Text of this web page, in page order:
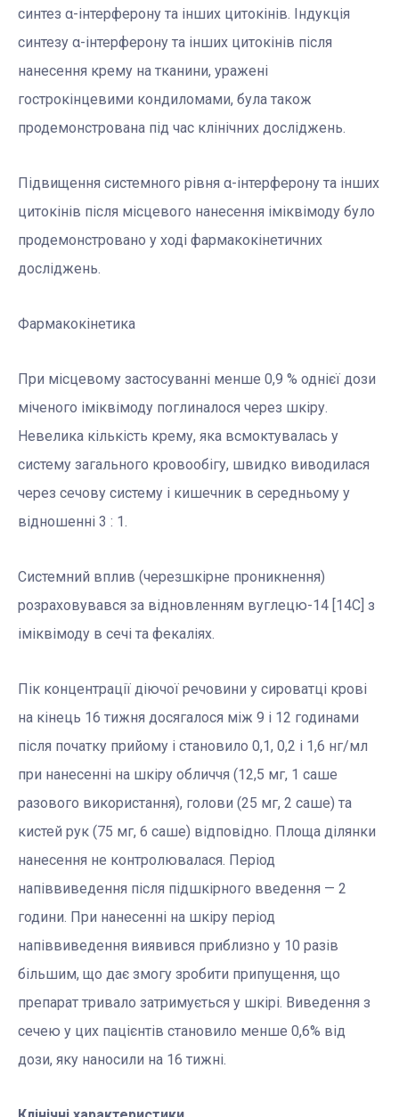
синтез α-інтерферону та інших цитокінів. Індукція
синтезу α-інтерферону та інших цитокінів після
нанесення крему на тканини, уражені
гострокінцевими кондиломами, була також
продемонстрована під час клінічних досліджень.
Підвищення системного рівня α-інтерферону та інших
цитокінів після місцевого нанесення іміквімоду було
продемонстровано у ході фармакокінетичних
досліджень.
Фармакокінетика
При місцевому застосуванні менше 0,9 % однієї дози
міченого іміквімоду поглиналося через шкіру.
Невелика кількість крему, яка всмоктувалась у
систему загального кровообігу, швидко виводилася
через сечову систему і кишечник в середньому у
відношенні 3 : 1.
Системний вплив (черезшкірне проникнення)
розраховувався за відновленням вуглецю-14 [14C] з
іміквімоду в сечі та фекаліях.
Пік концентрації діючої речовини у сироватці крові
на кінець 16 тижня досягалося між 9 і 12 годинами
після початку прийому і становило 0,1, 0,2 і 1,6 нг/мл
при нанесенні на шкіру обличчя (12,5 мг, 1 саше
разового використання), голови (25 мг, 2 саше) та
кистей рук (75 мг, 6 саше) відповідно. Площа ділянки
нанесення не контролювалася. Період
напіввиведення після підшкірного введення — 2
години. При нанесенні на шкіру період
напіввиведення виявився приблизно у 10 разів
більшим, що дає змогу зробити припущення, що
препарат тривало затримується у шкірі. Виведення з
сечею у цих пацієнтів становило менше 0,6% від
дози, яку наносили на 16 тижні.